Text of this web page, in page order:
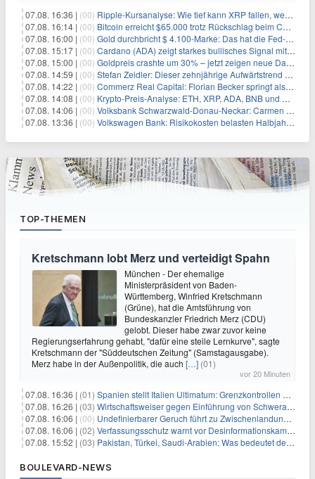
07.08. 16:36 | (00) Ripple-Kursanalyse: Wie tief kann XRP fallen, wenn die $1-Unterstützung am Wochenende verloren geht?
07.08. 16:14 | (00) Bitcoin erreicht $65.000 trotz Rückschlag beim CLARITY Act und fehlendem US-Iran-Abkommen
07.08. 16:00 | (00) Gold durchbricht $ 4.100-Marke: Das hat die Fed-Entscheidung ausgelöst
07.08. 15:17 | (00) Cardano (ADA) zeigt starkes bullisches Signal mit Potenzial für 200% Kursanstieg
07.08. 15:00 | (00) Goldpreis crashte um 30% – jetzt zeigen neue Daten: War es berechtigt?
07.08. 14:59 | (00) Stefan Zeidler: Dieser zehnjährige Aufwärtstrend macht mich optimistisch
07.08. 14:22 | (00) Commerz Real Capital: Florian Becker springt als Leiter ein
07.08. 14:08 | (00) Krypto-Preis-Analyse: ETH, XRP, ADA, BNB und HYPE
07.08. 14:06 | (00) Volksbank Schwarzwald-Donau-Neckar: Carmen Wedam übernimmt Aufsichtsratsvorsitz
07.08. 13:36 | (00) Volkswagen Bank: Risikokosten belasten Halbjahresergebnis
TOP-THEMEN
Kretschmann lobt Merz und verteidigt Spahn
München - Der ehemalige
Ministerpräsident von Baden-
Württemberg, Winfried Kretschmann
(Grüne), hat die Amtsführung von
Bundeskanzler Friedrich Merz (CDU)
gelobt. Dieser habe zwar zuvor keine
Regierungserfahrung gehabt, "dafür eine steile Lernkurve", sagte
Kretschmann der "Süddeutschen Zeitung" (Samstagausgabe).
Merz habe in der Außenpolitik, die auch […] (01)
vor 20 Minuten
07.08. 16:36 | (01) Spanien stellt Italien Ultimatum: Grenzkontrollen beenden
07.08. 16:26 | (03) Wirtschaftsweiser gegen Einführung von Schwerarbeiter-Rente
07.08. 16:06 | (00) Undefinierbarer Geruch führt zu Zwischenlandung von Flieger
07.08. 16:06 | (02) Verfassungsschutz warnt vor Desinformationskampagne gegen Merz
07.08. 15:52 | (03) Pakistan, Türkei, Saudi-Arabien: Was bedeutet der neue Pakt?
BOULEVARD-NEWS